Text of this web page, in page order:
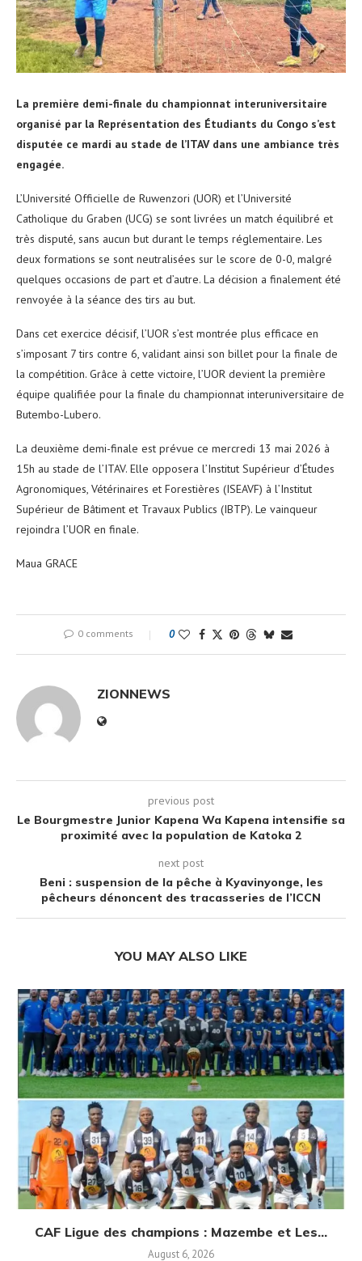
La première demi-finale du championnat interuniversitaire
organisé par la Représentation des Étudiants du Congo s’est
disputée ce mardi au stade de l’ITAV dans une ambiance très
engagée.
L’Université Officielle de Ruwenzori (UOR) et l’Université
Catholique du Graben (UCG) se sont livrées un match équilibré et
très disputé, sans aucun but durant le temps réglementaire. Les
deux formations se sont neutralisées sur le score de 0-0, malgré
quelques occasions de part et d’autre. La décision a finalement été
renvoyée à la séance des tirs au but.
Dans cet exercice décisif, l’UOR s’est montrée plus efficace en
s’imposant 7 tirs contre 6, validant ainsi son billet pour la finale de
la compétition. Grâce à cette victoire, l’UOR devient la première
équipe qualifiée pour la finale du championnat interuniversitaire de
Butembo-Lubero.
La deuxième demi-finale est prévue ce mercredi 13 mai 2026 à
15h au stade de l’ITAV. Elle opposera l’Institut Supérieur d’Études
Agronomiques, Vétérinaires et Forestières (ISEAVF) à l’Institut
Supérieur de Bâtiment et Travaux Publics (IBTP). Le vainqueur
rejoindra l’UOR en finale.
Maua GRACE
0 comments 0
ZIONNEWS
previous post
Le Bourgmestre Junior Kapena Wa Kapena intensifie sa
proximité avec la population de Katoka 2
next post
Beni : suspension de la pêche à Kyavinyonge, les
pêcheurs dénoncent des tracasseries de l’ICCN
YOU MAY ALSO LIKE
CAF Ligue des champions : Mazembe et Les...
August 6, 2026